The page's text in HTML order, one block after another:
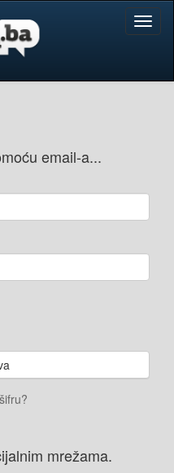
email-a...
mrežama.